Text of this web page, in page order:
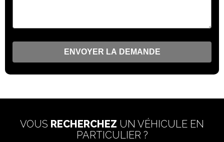
VOUS RECHERCHEZ UN VÉHICULE EN
PARTICULIER ?